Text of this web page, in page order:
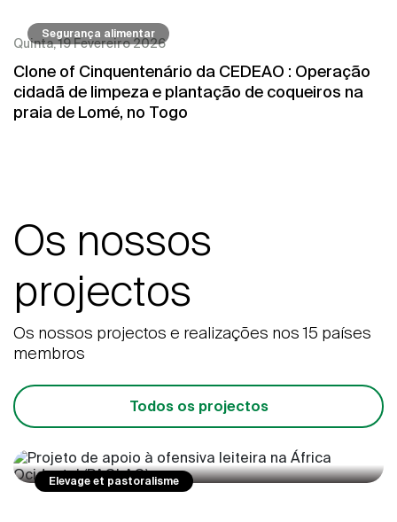
Segurança alimentar
Quinta, 19 Fevereiro 2026
Clone of Cinquentenário da CEDEAO : Operação
cidadã de limpeza e plantação de coqueiros na
praia de Lomé, no Togo
Os nossos
projectos
Os nossos projectos e realizações nos 15 países
membros
Todos os projectos
Elevage et pastoralisme
África Ocidental (PAOLAO)
Renforcement des capacités pour la mise en